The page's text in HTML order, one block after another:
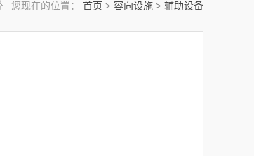
您现在的位置： 首页 > 容向设施 > 辅助设备